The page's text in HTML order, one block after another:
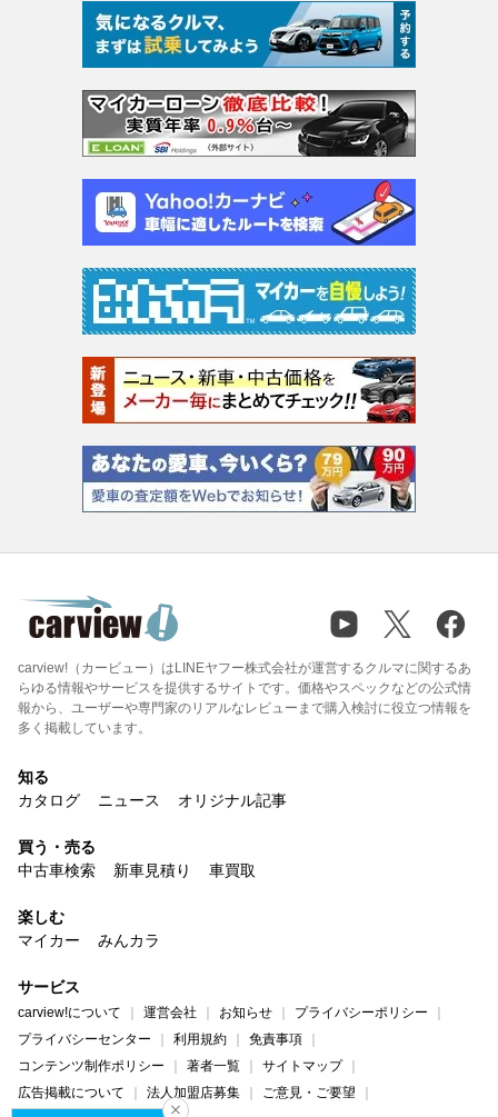
carview!（カービュー）はLINEヤフー株式会社が運営するクルマに関するあ
らゆる情報やサービスを提供するサイトです。価格やスペックなどの公式情
報から、ユーザーや専門家のリアルなレビューまで購入検討に役立つ情報を
多く掲載しています。
知る
カタログ
ニュース オリジナル記事
買う・売る
中古車検索
新車見積り 車買取
楽しむ
マイカー
みんカラ
サービス
carview!について 運営会社 お知らせ
プライバシーポリシー
プライバシーセンター
利用規約
免責事項
コンテンツ制作ポリシー
著者一覧
サイトマップ
広告掲載について
法人加盟店募集
ご意見・ご要望